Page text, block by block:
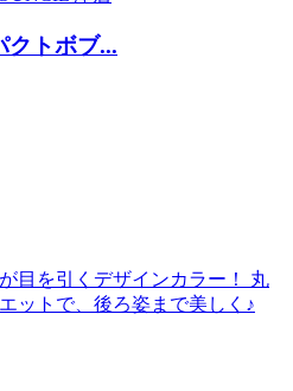
クトボブ...
目を引くデザインカラー！ 丸
ットで、後ろ姿まで美しく♪